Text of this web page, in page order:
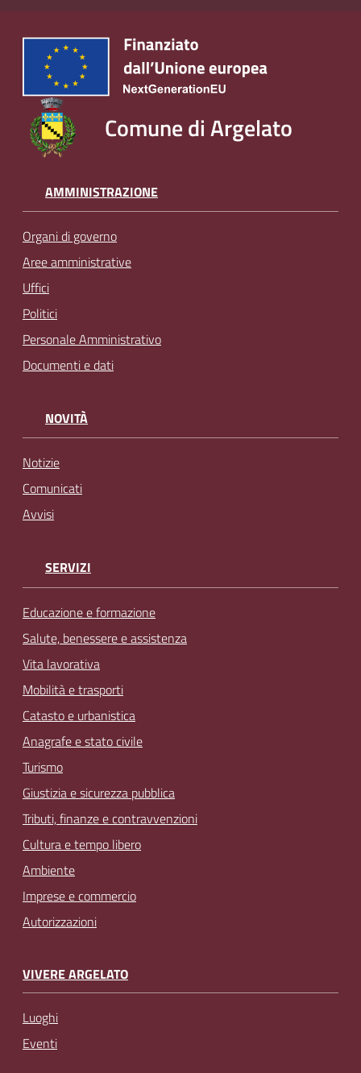
Comune di Argelato
AMMINISTRAZIONE
Organi di governo
Aree amministrative
Uffici
Politici
Personale Amministrativo
Documenti e dati
NOVITÀ
Notizie
Comunicati
Avvisi
SERVIZI
Educazione e formazione
Salute, benessere e assistenza
Vita lavorativa
Mobilità e trasporti
Catasto e urbanistica
Anagrafe e stato civile
Turismo
Giustizia e sicurezza pubblica
Tributi, finanze e contravvenzioni
Cultura e tempo libero
Ambiente
Imprese e commercio
Autorizzazioni
VIVERE ARGELATO
Luoghi
Eventi